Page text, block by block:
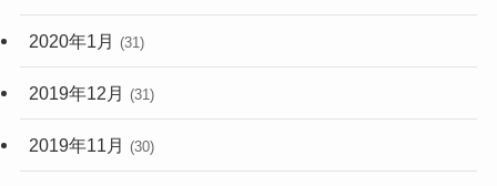
2020年1月 (31)
2019年12月 (31)
2019年11月 (30)